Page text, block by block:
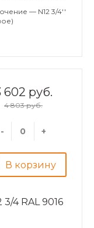
— N12 3/4''
602 руб.
4 803 руб.
- +
В корзину
4 RAL 9016